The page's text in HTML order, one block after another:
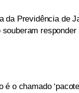
da Previdência de
responder
o chamado